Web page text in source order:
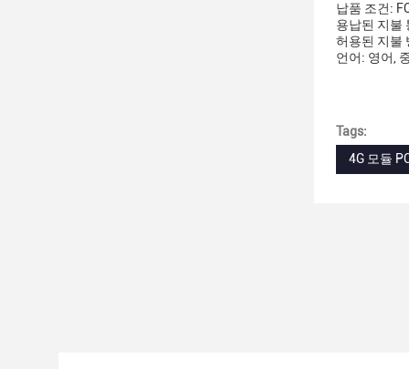
납품 조건:
용납된 지불
허용된 지불
언어: 영어,
Tags:
4G 모듈